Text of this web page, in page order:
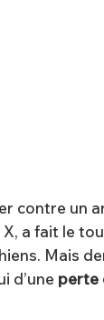
contre un
a fait le
Mais
d’une perte